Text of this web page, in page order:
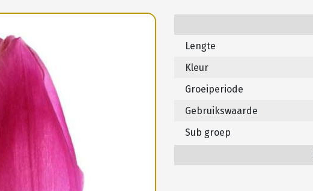
Lengte
Kleur
Groeiperiode
Gebruikswaarde
Sub groep